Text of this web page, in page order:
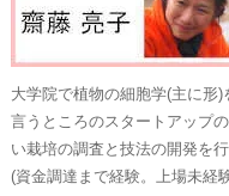
大学院で植物の細胞学(主に形
言うところのスタートアップ
い栽培の調査と技法の開発を行
(資金調達まで経験。上場未経